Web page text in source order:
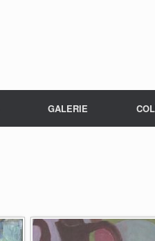
GALERIE